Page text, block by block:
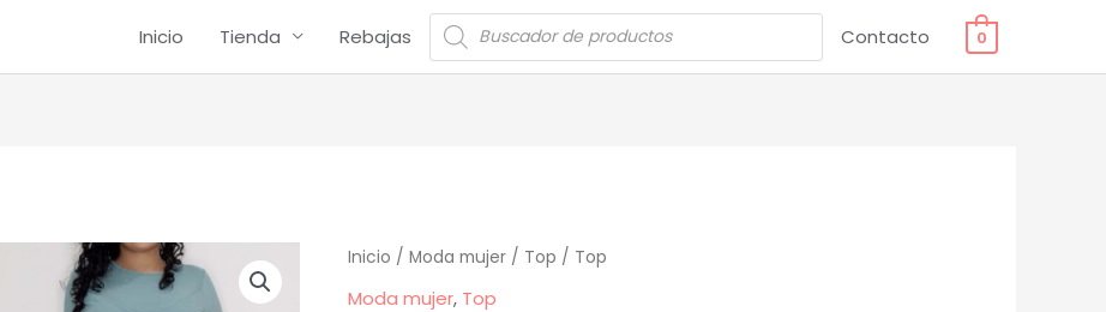
Inicio Tienda Rebajas Contacto 0
Inicio / Moda mujer/ Top / Top
Moda mujer, Top